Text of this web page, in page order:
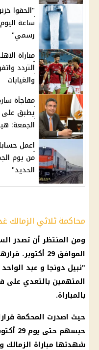
رسمي"
مباراة
التردد
والغيابات
مفاجأة
يطبق على
الجمعة:
اعمل
من يوم
الحديد"
محاكمة ثلاثي الزمالك
ومن المنتظر أن تصدر
الموافق 29 أكتوبر، قرارها بالحكم على
"نبيل دونجا و عبد
المتهمين بالتعدي على
بالمباراة.
حيث اصدرت المحكمة قرارا
حبسهم حتى يوم
29
شهدتها مباراة الزمالك